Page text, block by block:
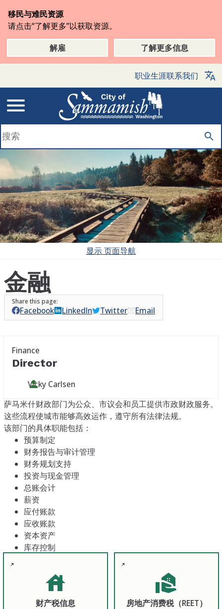
主
内
移民与难民资源
请点击“了解更多”以获取资源。
解雇
了解更多信息
职业生涯联系我们
显示页面导航
金融
Facebook LinkedIn Twitter Email
Finance
Director
Vicky Carlsen
萨马米什财政部门为公众、市议会和员工提供市政财政服务。
这些流程使城市能够高效运作，遵守所有法律法规。
该部门的具体职能包括：
预算制定
财务报告与审计管理
财务规划支持
投资与现金管理
总账会计
薪资
应付账款
应收账款
资本资产
库存控制
财产税信息
house
房地产消费税（REET）
real_estate_agent